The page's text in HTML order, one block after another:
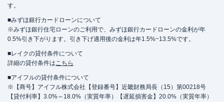
す。
■みずほ銀行カードローンについて
※みずほ銀行住宅ローンのご利用で、みずほ銀行カードローンの金利が年
0.5%引き下がります。引き下げ適用後の金利は年1.5%~13.5%です。
■レイクの貸付条件について
詳細の貸付条件はこちら
■アイフルの貸付条件について
※【商号】アイフル株式会社【登録番号】近畿財務局長（15）第00218号
【貸付利率】3.0%～18.0%（実質年率）【遅延損害金】20.0%（実質年率）